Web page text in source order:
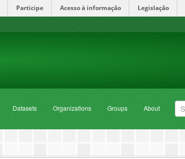
Participe Acesso à informação Legislação
Datasets Organizations Groups About